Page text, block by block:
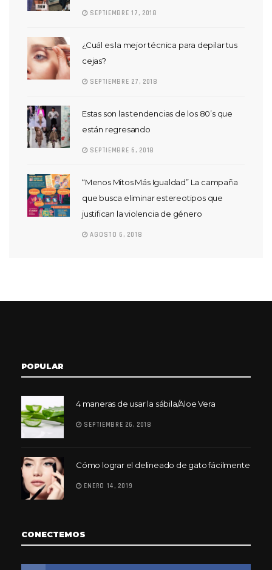
SEPTIEMBRE 17, 2018
¿Cuál es la mejor técnica para depilar tus
cejas?
SEPTIEMBRE 27, 2018
Estas son las tendencias de los 80’s que
están regresando
SEPTIEMBRE 6, 2018
“Menos Mitos Más Igualdad” La campaña
que busca eliminar estereotipos que
justifican la violencia de género
AGOSTO 6, 2018
POPULAR
4 maneras de usar la sábila/Aloe Vera
SEPTIEMBRE 26, 2018
Cómo lograr el delineado de gato fácilmente
ENERO 14, 2019
CONECTEMOS